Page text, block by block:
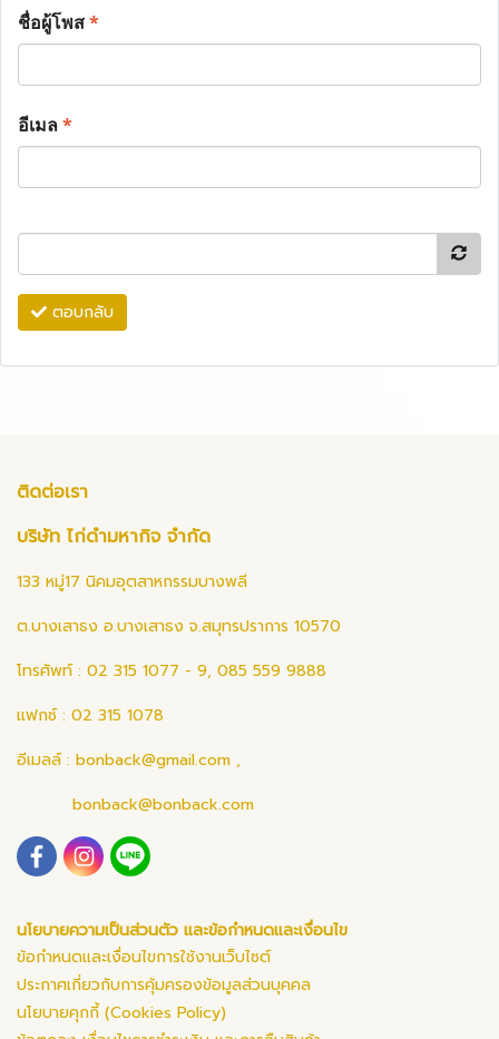
ชื่อผู้โพส*
อีเมล*
ตอบกลับ
ติดต่อเรา
บริษัท ไก่ดำมหากิจ จำกัด
133 หมู่17 นิคมอุตสาหกรรมบางพลี
ต.บางเสาธง อ.บางเสาธง จ.สมุทรปราการ 10570
โทรศัพท์ : 02 315 1077 - 9, 085 559 9888
แฟกซ์ : 02 315 1078
อีเมลล์ : bonback@gmail.com ,
bonback@bonback.com
นโยบายความเป็นส่วนตัว และข้อกำหนดและเงื่อนไข
ข้อกำหนดและเงื่อนไขการใช้งานเว็บไซต์
ประกาศเกี่ยวกับการคุ้มครองข้อมูลส่วนบุคคล
นโยบายคุกกี้ (Cookies Policy)